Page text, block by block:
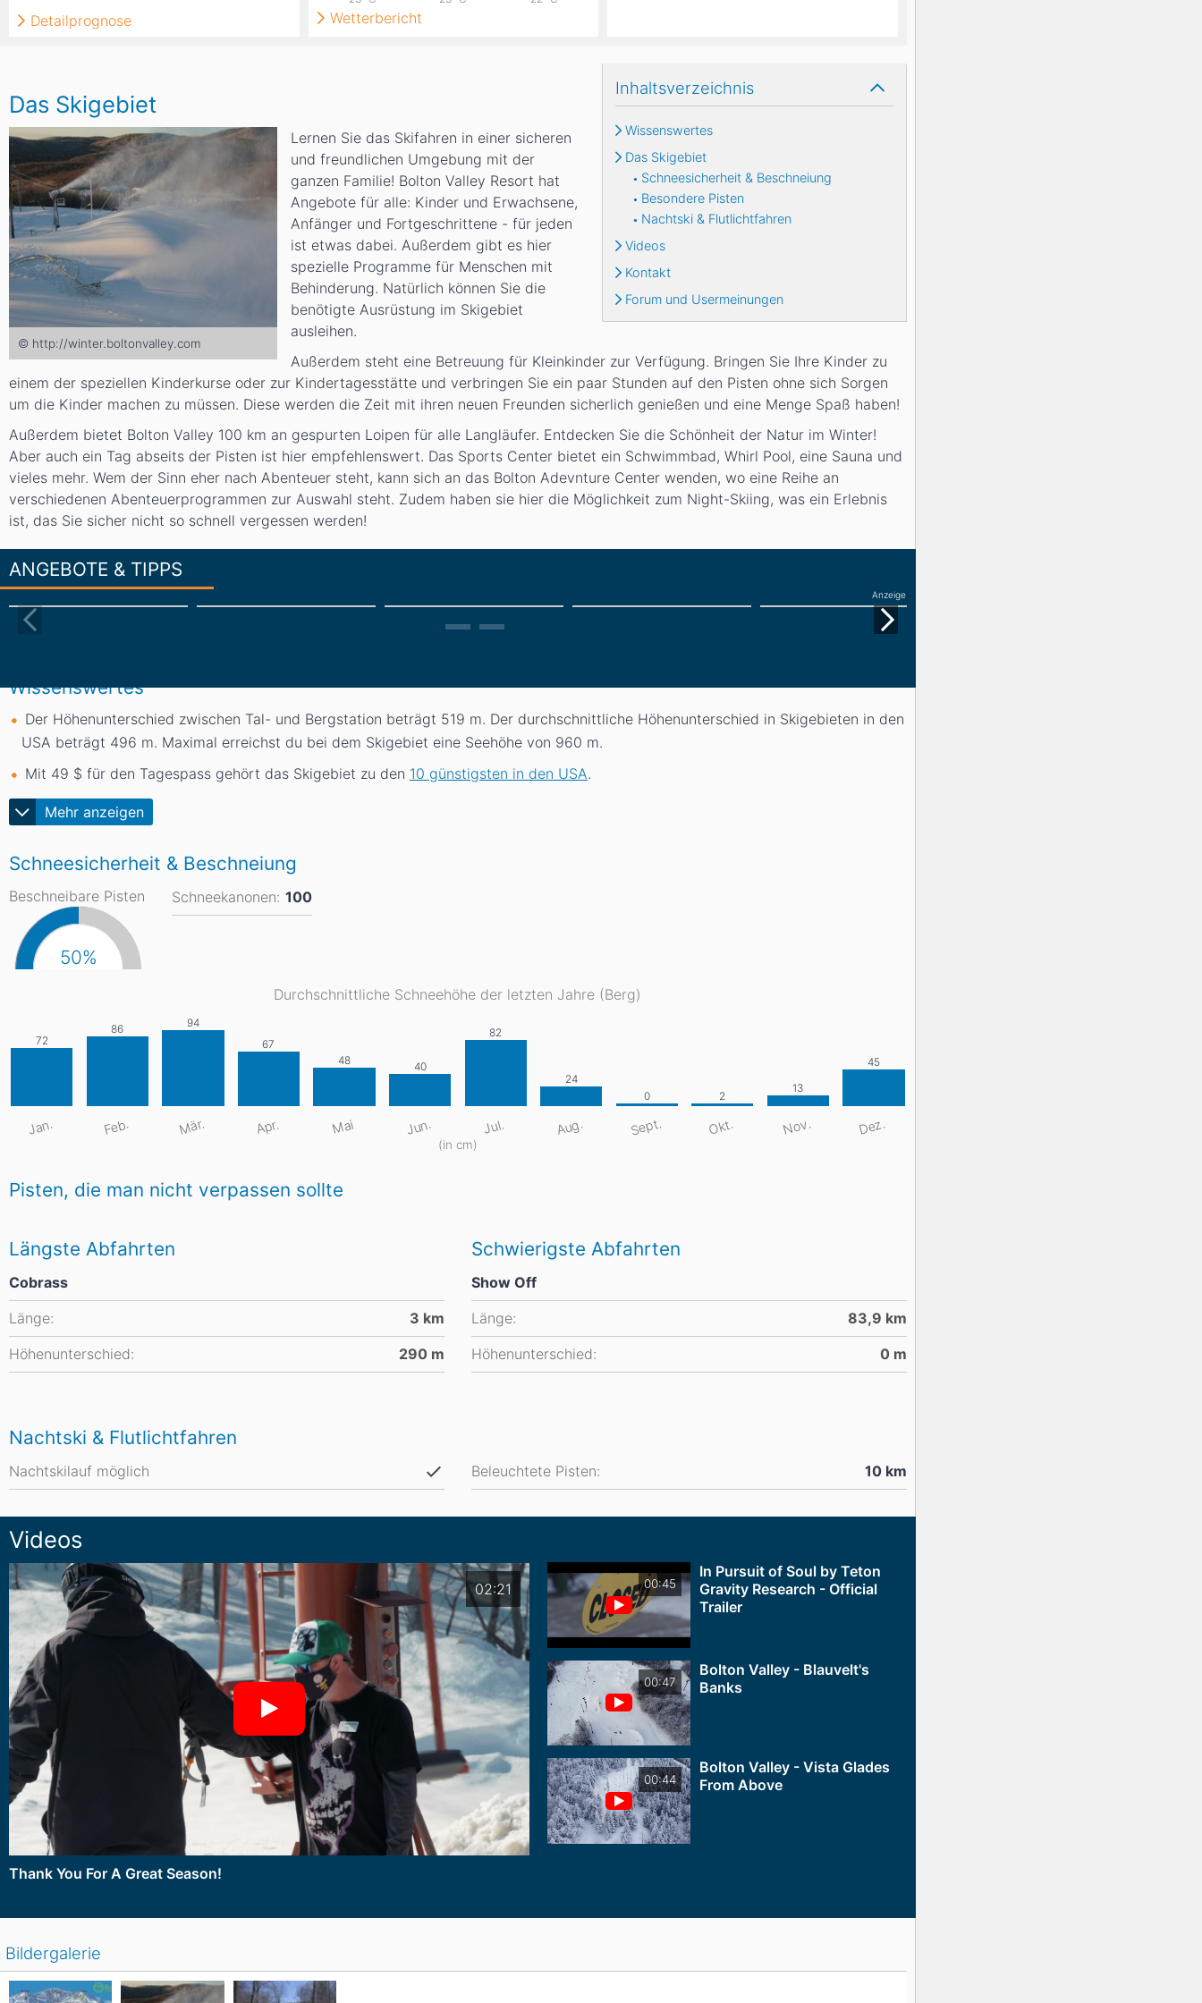
Inhaltsverzeichnis
Wissenswertes
Das Skigebiet
Schneesicherheit & Beschneiung
Besondere Pisten
Nachtski & Flutlichtfahren
Videos
Kontakt
Forum und Usermeinungen
Das Skigebiet
© http://winter.boltonvalley.com
Lernen Sie das Skifahren in einer sicheren
und freundlichen Umgebung mit der
ganzen Familie! Bolton Valley Resort hat
Angebote für alle: Kinder und Erwachsene,
Anfänger und Fortgeschrittene - für jeden
ist etwas dabei. Außerdem gibt es hier
spezielle Programme für Menschen mit
Behinderung. Natürlich können Sie die
benötigte Ausrüstung im Skigebiet
ausleihen.
Außerdem steht eine Betreuung für Kleinkinder zur Verfügung. Bringen Sie Ihre Kinder zu
einem der speziellen Kinderkurse oder zur Kindertagesstätte und verbringen Sie ein paar Stunden auf den Pisten ohne sich Sorgen
um die Kinder machen zu müssen. Diese werden die Zeit mit ihren neuen Freunden sicherlich genießen und eine Menge Spaß haben!
Außerdem bietet Bolton Valley 100 km an gespurten Loipen für alle Langläufer. Entdecken Sie die Schönheit der Natur im Winter!
Aber auch ein Tag abseits der Pisten ist hier empfehlenswert. Das Sports Center bietet ein Schwimmbad, Whirl Pool, eine Sauna und
vieles mehr. Wem der Sinn eher nach Abenteuer steht, kann sich an das Bolton Adevnture Center wenden, wo eine Reihe an
verschiedenen Abenteuerprogrammen zur Auswahl steht. Zudem haben sie hier die Möglichkeit zum Night-Skiing, was ein Erlebnis
ist, das Sie sicher nicht so schnell vergessen werden!
ANGEBOTE & TIPPS
Anzeige
Wissenswertes
Mehr anzeigen
Der Höhenunterschied zwischen Tal- und Bergstation beträgt 519 m. Der durchschnittliche Höhenunterschied in Skigebieten in den
USA beträgt 496 m. Maximal erreichst du bei dem Skigebiet eine Seehöhe von 960 m.
Mit 49 $ für den Tagespass gehört das Skigebiet zu den 10 günstigsten in den USA.
Schneesicherheit & Beschneiung
Beschneibare Pisten
50%
Schneekanonen: 100
Durchschnittliche Schneehöhe der letzten Jahre (Berg)
Jan. Feb. Mär. Apr. Mai Jun. Jul. Aug. Sept. Okt. Nov. Dez.
(in cm)
Pisten, die man nicht verpassen sollte
Längste Abfahrten
Cobrass
Länge:
3 km
Höhenunterschied:
290 m
Schwierigste Abfahrten
Show Off
Länge:
83,9 km
Höhenunterschied:
0 m
Nachtski & Flutlichtfahren
Nachtskilauf möglich Beleuchtete Pisten: 10 km
Videos
02:21
Thank You For A Great Season!
00:45
In Pursuit of Soul by Teton
Gravity Research - Official
Trailer
00:47
Bolton Valley - Blauvelt's
Banks
00:44
Bolton Valley - Vista Glades
From Above
Bildergalerie
Wetterbericht
Detailprognose